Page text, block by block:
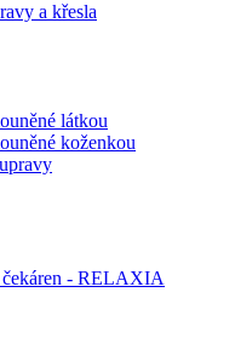
a křesla
látkou
koženkou
- RELAXIA